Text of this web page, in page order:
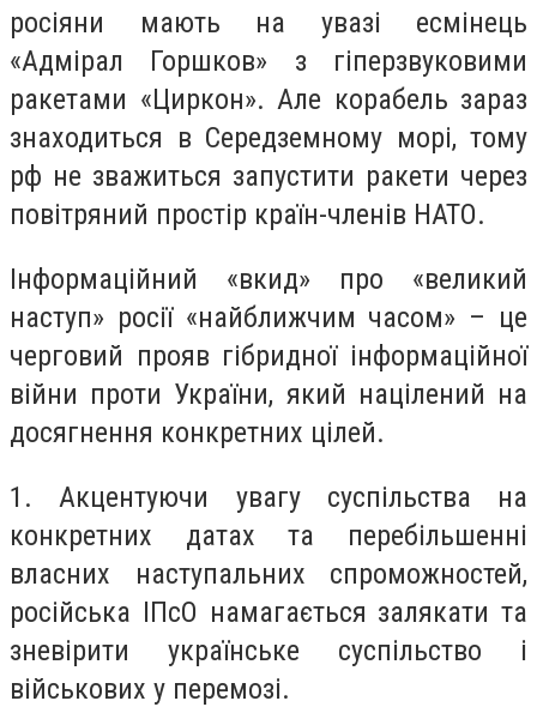
росіяни мають на увазі есмінець
«Адмірал Горшков» з гіперзвуковими
ракетами «Циркон». Але корабель зараз
знаходиться в Середземному морі, тому
рф не зважиться запустити ракети через
повітряний простір країн-членів НАТО.
Інформаційний «вкид» про «великий
наступ» росії «найближчим часом» – це
черговий прояв гібридної інформаційної
війни проти України, який націлений на
досягнення конкретних цілей.
1. Акцентуючи увагу суспільства на
конкретних датах та перебільшенні
власних наступальних спроможностей,
російська ІПсО намагається залякати та
зневірити українське суспільство і
військових у перемозі.